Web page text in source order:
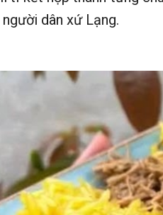
dân xứ Lạng.